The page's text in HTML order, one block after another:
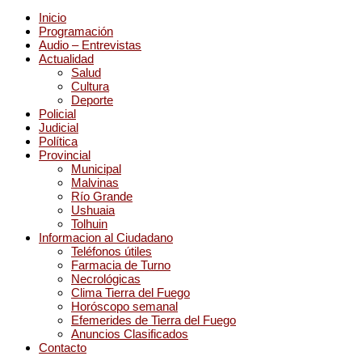
Inicio
Programación
Audio – Entrevistas
Actualidad
Salud
Cultura
Deporte
Policial
Judicial
Política
Provincial
Municipal
Malvinas
Río Grande
Ushuaia
Tolhuin
Informacion al Ciudadano
Teléfonos útiles
Farmacia de Turno
Necrológicas
Clima Tierra del Fuego
Horóscopo semanal
Efemerides de Tierra del Fuego
Anuncios Clasificados
Contacto